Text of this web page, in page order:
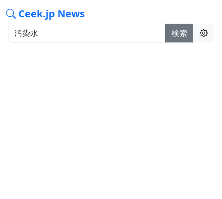
Ceek.jp News
検索